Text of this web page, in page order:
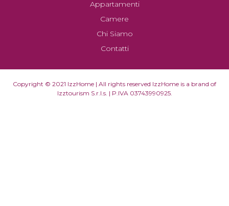
Appartamenti
Camere
Chi Siamo
Contatti
Copyright © 2021 IzzHome | All rights reserved IzzHome is a brand of
Izztourism S.r.l.s. | P.IVA 03743990925.